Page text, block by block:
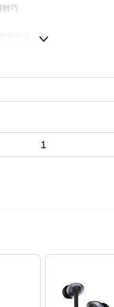
碼10%回饋
率滿額享回饋
輕巧